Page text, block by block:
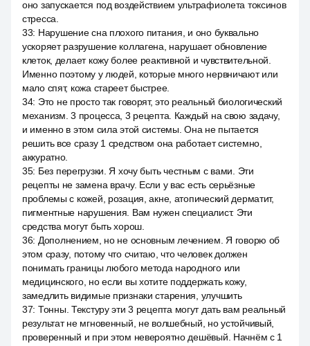
оно запускается под воздействием ультрафиолета токсинов
стресса.
33: Нарушение сна плохого питания, и оно буквально
ускоряет разрушение коллагена, нарушает обновление
клеток, делает кожу более реактивной и чувствительной.
Именно поэтому у людей, которые много нервничают или
мало спят, кожа стареет быстрее.
34: Это не просто так говорят, это реальный биологический
механизм. 3 процесса, 3 рецепта. Каждый на свою задачу,
и именно в этом сила этой системы. Она не пытается
решить все сразу 1 средством она работает системно,
аккуратно.
35: Без перегрузки. Я хочу быть честным с вами. Эти
рецепты не замена врачу. Если у вас есть серьёзные
проблемы с кожей, розация, акне, атопический дерматит,
пигментные нарушения. Вам нужен специалист. Эти
средства могут быть хорош.
36: Дополнением, но не основным лечением. Я говорю об
этом сразу, потому что считаю, что человек должен
понимать границы любого метода народного или
медицинского, но если вы хотите поддержать кожу,
замедлить видимые признаки старения, улучшить
37: Тонны. Текстуру эти 3 рецепта могут дать вам реальный
результат не мгновенный, не волшебный, но устойчивый,
проверенный и при этом невероятно дешёвый. Начнём с 1